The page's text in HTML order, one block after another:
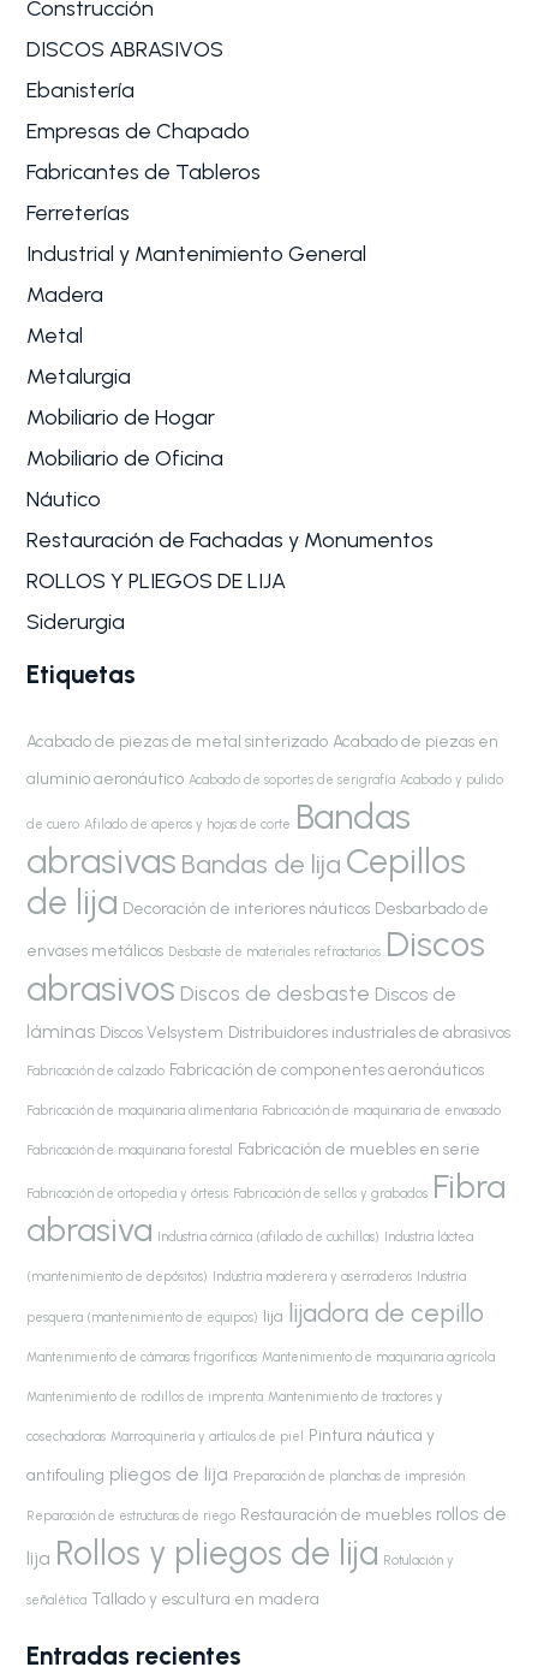
Construcción
DISCOS ABRASIVOS
Ebanistería
Empresas de Chapado
Fabricantes de Tableros
Ferreterías
Industrial y Mantenimiento General
Madera
Metal
Metalurgia
Mobiliario de Hogar
Mobiliario de Oficina
Náutico
Restauración de Fachadas y Monumentos
ROLLOS Y PLIEGOS DE LIJA
Siderurgia
Etiquetas
Acabado de piezas de metal sinterizado Acabado de piezas en
aluminio aeronáutico Acabado de soportes de serigrafía Acabado y pulido
de cuero Afilado de aperos y hojas de corte Bandas
abrasivas Bandas de lija Cepillos
de lija Decoración de interiores náuticos Desbarbado de
envases metálicos Desbaste de materiales refractarios Discos
abrasivos Discos de desbaste Discos de
láminas Discos Velsystem Distribuidores industriales de abrasivos
Fabricación de calzado Fabricación de componentes aeronáuticos
Fabricación de maquinaria alimentaria Fabricación de maquinaria de envasado
Fabricación de maquinaria forestal Fabricación de muebles en serie
Fabricación de ortopedia y órtesis Fabricación de sellos y grabados Fibra
abrasiva
Industria cárnica (afilado de cuchillas) Industria láctea
(mantenimiento de depósitos) Industria maderera y aserraderos Industria
pesquera (mantenimiento de equipos) lija lijadora de cepillo
Mantenimiento de cámaras frigoríficas Mantenimiento de maquinaria agrícola
Mantenimiento de rodillos de imprenta Mantenimiento de tractores y
cosechadoras Marroquinería y artículos de piel Pintura náutica y
antifouling pliegos de lija Preparación de planchas de impresión
Reparación de estructuras de riego Restauración de muebles rollos de
lija Rollos y pliegos de lija Rotulación y
señalética Tallado y escultura en madera
Entradas recientes